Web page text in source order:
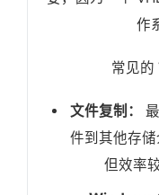
作
常见的
文件复制：
件到其他存储
但效率